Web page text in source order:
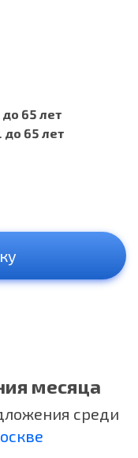
65 лет
65 лет
месяца
среди